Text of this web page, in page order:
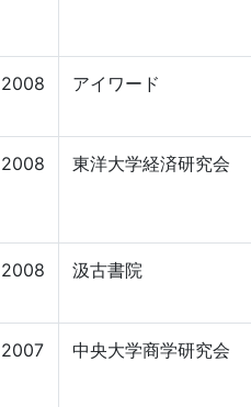
2008 アイワード
2008 東洋大学経済研究会
2008 汲古書院
2007 中央大学商学研究会